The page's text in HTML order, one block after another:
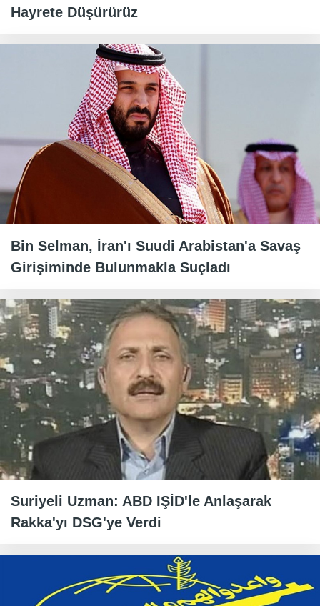
Hayrete Düşürürüz
Bin Selman, İran'ı Suudi Arabistan'a Savaş
Girişiminde Bulunmakla Suçladı
Suriyeli Uzman: ABD IŞİD'le Anlaşarak
Rakka'yı DSG'ye Verdi